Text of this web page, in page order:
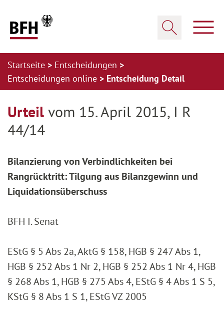
Startseite
Entscheidungen
Entscheidungen online
Entscheidung Detail
Urteil vom 15. April 2015, I R
44/14
Bilanzierung von Verbindlichkeiten bei
Rangrücktritt: Tilgung aus Bilanzgewinn und
Liquidationsüberschuss
BFH I. Senat
EStG § 5 Abs 2a, AktG § 158, HGB § 247 Abs 1,
HGB § 252 Abs 1 Nr 2, HGB § 252 Abs 1 Nr 4, HGB
§ 268 Abs 1, HGB § 275 Abs 4, EStG § 4 Abs 1 S 5,
KStG § 8 Abs 1 S 1, EStG VZ 2005